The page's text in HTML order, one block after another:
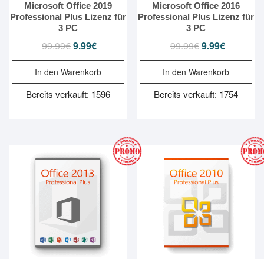
Microsoft Office 2019
Professional Plus Lizenz für
3 PC
99.99€Ursprünglicher
Preis
war:
99.99€
9.99€
Preis
ist:
9.99€.
In den Warenkorb
Bereits verkauft: 1596
Microsoft Office 2016
Professional Plus Lizenz für
3 PC
99.99€ Ursprünglicher
Preis
war:
99.99€
9.99€Aktueller
Preis
ist:
9.99€.
In den Warenkorb
Bereits verkauft: 1754